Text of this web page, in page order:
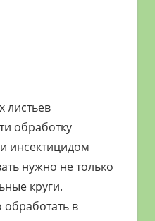
листьев
обработку
инсектицидом
нужно не только
круги.
в